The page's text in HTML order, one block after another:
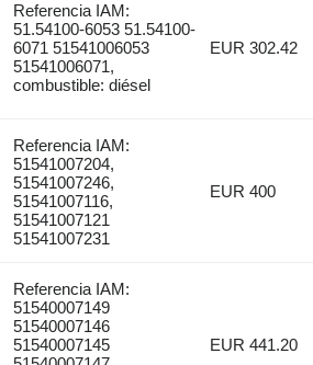
Referencia IAM:
51.54100-6053 51.54100-
6071 51541006053
51541006071,
combustible: diésel
EUR 302.42
Referencia IAM:
51541007204,
51541007246,
51541007116,
51541007121
51541007231
EUR 400
Referencia IAM:
51540007149
51540007146
51540007145
EUR 441.20